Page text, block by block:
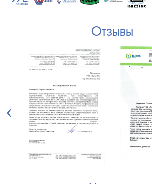
Отзывы